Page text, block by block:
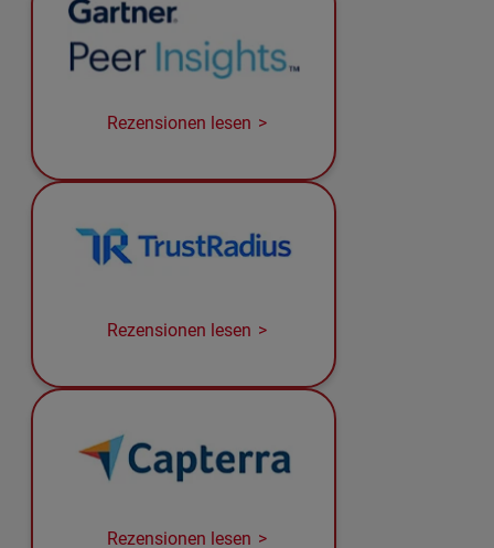
Rezensionen lesen
Rezensionen lesen
Rezensionen lesen